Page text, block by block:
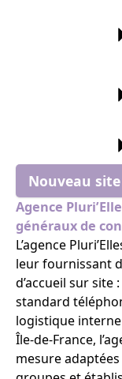
Nouveau
Agence
généraux de
L’agence
leur fournissant
d’accueil sur site
standard
logistique interne
Île-de-France,
mesure